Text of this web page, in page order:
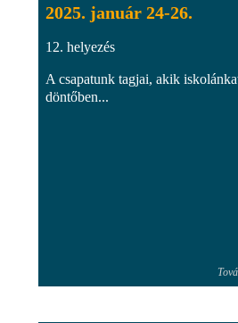
2025. január 24-26.
12. helyezés
A csapatunk tagjai, akik
döntőben...